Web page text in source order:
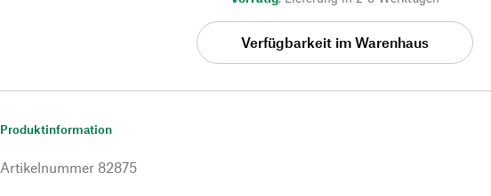
Verfügbarkeit im Warenhaus
Produktinformation
Artikelnummer 82875